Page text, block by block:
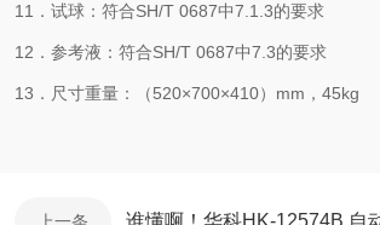
11．试球：符合SH/T 0687中7.1.3的要求
12．参考液：符合SH/T 0687中7.3的要求
13．尺寸重量：（520×700×410）mm，45kg